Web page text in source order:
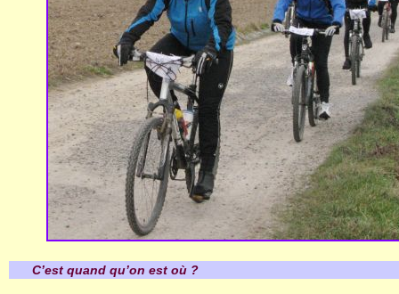
C’est quand qu’on est où ?